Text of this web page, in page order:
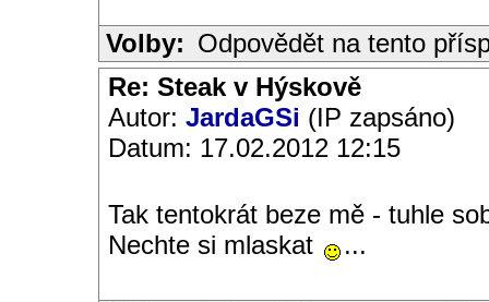
Volby: Odpovědět na tento
Re: Steak v Hýskově
Autor: JardaGSi (IP zapsáno)
Datum: 17.02.2012 12:15
Tak tentokrát beze mě - tuhle
Nechte si mlaskat
...